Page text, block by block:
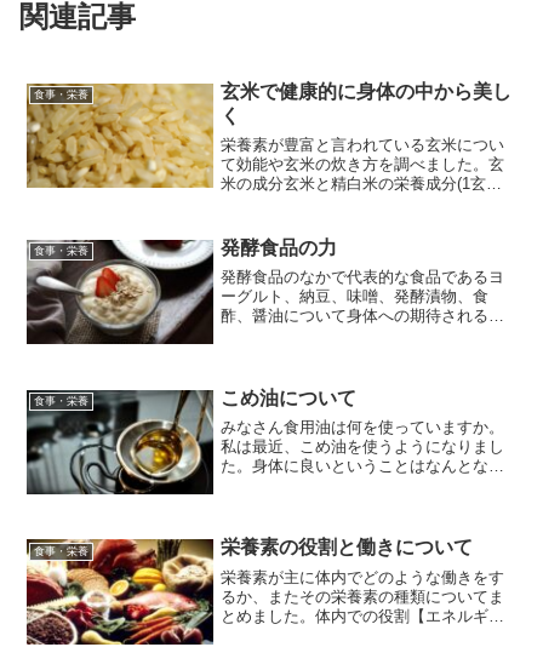
関連記事
食事・栄養
玄米で健康的に身体の中から美し
く
栄養素が豊富と言われている玄米につい
て効能や玄米の炊き方を調べました。玄
米の成分玄米と精白米の栄養成分(1玄米
いか倍率で表示してみました。特に大き
かった部分を太文字...
食事・栄養 発酵食品の力
発酵食品のなかで代表的な食品であるヨ
ーグルト、納豆、味噌、発酵漬物、食
酢、醤油について身体への期待される効
食事・栄養 こめ油について
みなさん食用油は何を使っていますか。
私は最近、こめ油を使うようになりまし
た。身体に良いということはなんとなく
の栄養成分が豊富に含まれ...
食事・栄養 栄養素の役割と働きについて
栄養素が主に体内でどのような働きをす
るか、またその栄養素の種類についてま
とめました。体内での役割【エネルギー